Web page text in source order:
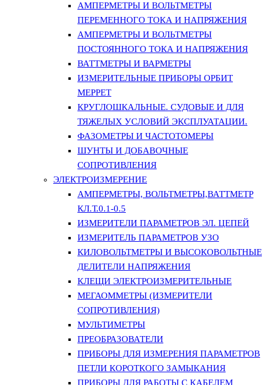
АМПЕРМЕТРЫ И ВОЛЬТМЕТРЫ
ПЕРЕМЕННОГО ТОКА И НАПРЯЖЕНИЯ
АМПЕРМЕТРЫ И ВОЛЬТМЕТРЫ
ПОСТОЯННОГО ТОКА И НАПРЯЖЕНИЯ
ВАТТМЕТРЫ И ВАРМЕТРЫ
ИЗМЕРИТЕЛЬНЫЕ ПРИБОРЫ ОРБИТ
МЕРРЕТ
КРУГЛОШКАЛЬНЫЕ. СУДОВЫЕ И ДЛЯ
ТЯЖЕЛЫХ УСЛОВИЙ ЭКСПЛУАТАЦИИ.
ФАЗОМЕТРЫ И ЧАСТОТОМЕРЫ
ШУНТЫ И ДОБАВОЧНЫЕ
СОПРОТИВЛЕНИЯ
ЭЛЕКТРОИЗМЕРЕНИЕ
АМПЕРМЕТРЫ, ВОЛЬТМЕТРЫ,ВАТТМЕТР
КЛ.Т.0.1-0.5
ИЗМЕРИТЕЛИ ПАРАМЕТРОВ ЭЛ. ЦЕПЕЙ
ИЗМЕРИТЕЛЬ ПАРАМЕТРОВ УЗО
КИЛОВОЛЬТМЕТРЫ И ВЫСОКОВОЛЬТНЫЕ
ДЕЛИТЕЛИ НАПРЯЖЕНИЯ
КЛЕЩИ ЭЛЕКТРОИЗМЕРИТЕЛЬНЫЕ
МЕГАОММЕТРЫ (ИЗМЕРИТЕЛИ
СОПРОТИВЛЕНИЯ)
МУЛЬТИМЕТРЫ
ПРЕОБРАЗОВАТЕЛИ
ПРИБОРЫ ДЛЯ ИЗМЕРЕНИЯ ПАРАМЕТРОВ
ПЕТЛИ КОРОТКОГО ЗАМЫКАНИЯ
ПРИБОРЫ ДЛЯ РАБОТЫ С КАБЕЛЕМ